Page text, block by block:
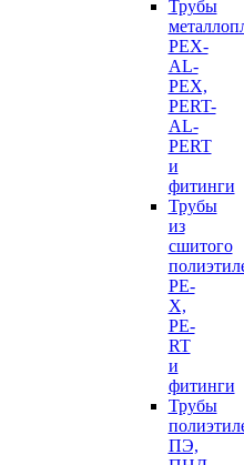
Трубы
PEX-
AL-
PEX,
PERT-
AL-
PERT
и
фитинги
Трубы
из
сшитого
PE-
X,
PE-
RT
и
фитинги
Трубы
ПЭ,